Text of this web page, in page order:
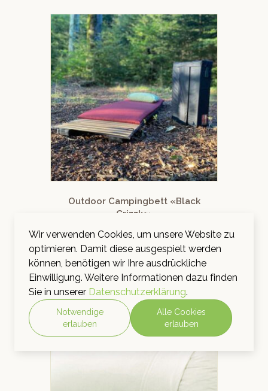
Outdoor Campingbett «Black
Grizzly»
CHF 348.00 inkl. MwSt.
IN DEN WARENKORB
Wir verwenden Cookies, um unsere Website zu
optimieren. Damit diese ausgespielt werden
können, benötigen wir Ihre ausdrückliche
Einwilligung. Weitere Informationen dazu finden
Sie in unserer Datenschutzerklärung.
Notwendige
erlauben
Alle Cookies
erlauben